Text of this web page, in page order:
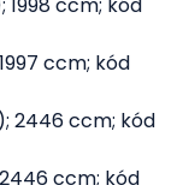
ccm; kód
2446 ccm; kód
2446 ccm; kód